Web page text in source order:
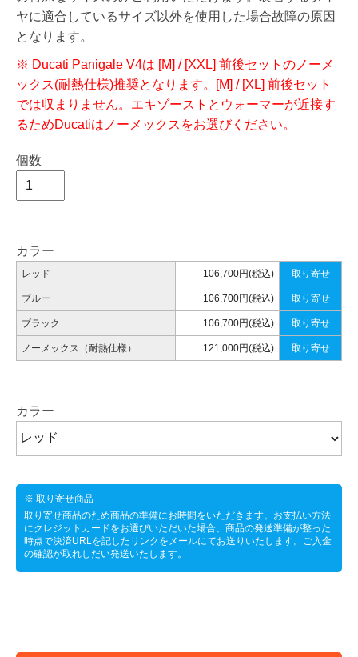
ヤに適合しているサイズ以外を使用した場合故障の原因
となります。
※ Ducati Panigale V4は [M] / [XXL] 前後セットのノーメ
ックス(耐熱仕様)推奨となります。[M] / [XL] 前後セット
では収まりません。エキゾーストとウォーマーが近接す
るためDucatiはノーメックスをお選びください。
個数
カラー
レッド 106,700円(税込) 取り寄せ
ブルー 106,700円(税込) 取り寄せ
ブラック 106,700円(税込) 取り寄せ
ノーメックス（耐熱仕様） 121,000円(税込) 取り寄せ
カラー
※ 取り寄せ商品
取り寄せ商品のため商品の準備にお時間をいただきます。お支払い方法
にクレジットカードをお選びいただいた場合、商品の発送準備が整った
時点で決済URLを記したリンクをメールにてお送りいたします。ご入金
の確認が取れしだい発送いたします。